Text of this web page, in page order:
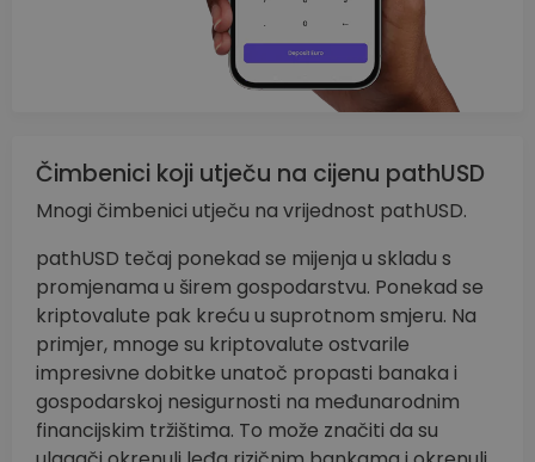
Čimbenici koji utječu na cijenu pathUSD
Mnogi čimbenici utječu na vrijednost pathUSD.
pathUSD tečaj ponekad se mijenja u skladu s
promjenama u širem gospodarstvu. Ponekad se
kriptovalute pak kreću u suprotnom smjeru. Na
primjer, mnoge su kriptovalute ostvarile
impresivne dobitke unatoč propasti banaka i
gospodarskoj nesigurnosti na međunarodnim
financijskim tržištima. To može značiti da su